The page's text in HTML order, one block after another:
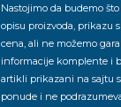
Nastojimo da budemo
opisu proizvoda, prikazu
cena, ali ne možemo
informacije komplente i
artikli prikazani na sajtu
ponude i ne